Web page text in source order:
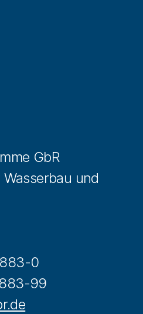
GbR
und
0
99